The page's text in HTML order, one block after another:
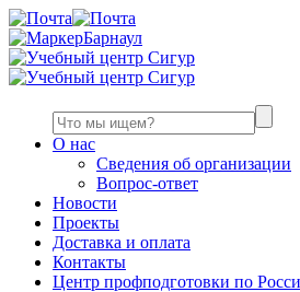
Барнаул
О нас
Сведения об организации
Вопрос-ответ
Новости
Проекты
Доставка и оплата
Контакты
Центр профподготовки по